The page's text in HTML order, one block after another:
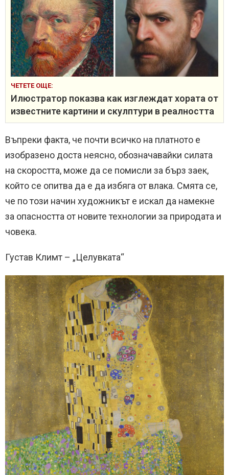
ЧЕТЕТЕ ОЩЕ:
Илюстратор показва как изглеждат хората от
известните картини и скулптури в реалността
Въпреки факта, че почти всичко на платното е
изобразено доста неясно, обозначавайки силата
на скоростта, може да се помисли за бърз заек,
който се опитва да е да избяга от влака. Смята се,
че по този начин художникът е искал да намекне
за опасността от новите технологии за природата и
човека.
Густав Климт – „Целувката“